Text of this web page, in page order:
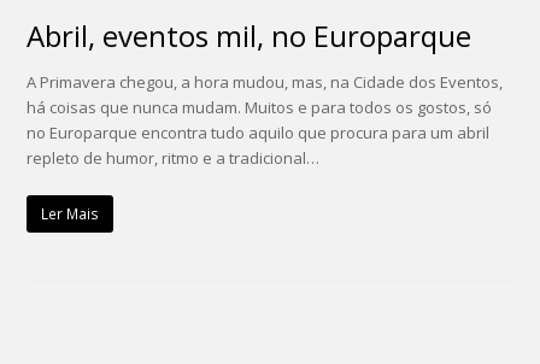
Abril, eventos mil, no Europarque
A Primavera chegou, a hora mudou, mas, na Cidade dos Eventos,
há coisas que nunca mudam. Muitos e para todos os gostos, só
no Europarque encontra tudo aquilo que procura para um abril
repleto de humor, ritmo e a tradicional…
Ler Mais